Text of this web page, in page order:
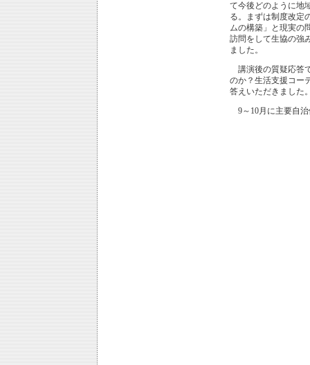
て今後どのように地
る。まずは制度改定
ムの構築」と現実の
訪問をして生協の強
ました。
講演後の質疑応答
のか？生活支援コー
答えいただきました
9～10月に主要自